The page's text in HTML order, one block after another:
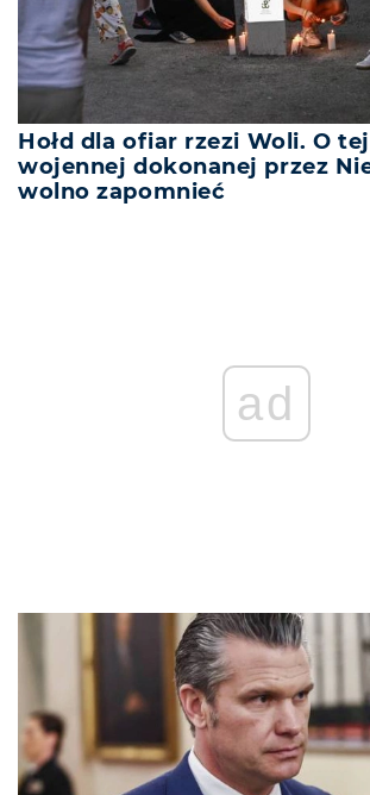
Hołd dla ofiar rzezi Woli. O
wojennej dokonanej przez
wolno zapomnieć
ad